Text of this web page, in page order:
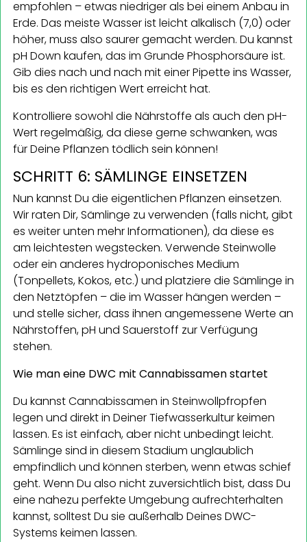
empfohlen – etwas niedriger als bei einem Anbau in
Erde. Das meiste Wasser ist leicht alkalisch (7,0) oder
höher, muss also saurer gemacht werden. Du kannst
pH Down kaufen, das im Grunde Phosphorsäure ist.
Gib dies nach und nach mit einer Pipette ins Wasser,
bis es den richtigen Wert erreicht hat.
Kontrolliere sowohl die Nährstoffe als auch den pH-
Wert regelmäßig, da diese gerne schwanken, was
für Deine Pflanzen tödlich sein können!
SCHRITT 6: SÄMLINGE EINSETZEN
Nun kannst Du die eigentlichen Pflanzen einsetzen.
Wir raten Dir, Sämlinge zu verwenden (falls nicht, gibt
es weiter unten mehr Informationen), da diese es
am leichtesten wegstecken. Verwende Steinwolle
oder ein anderes hydroponisches Medium
(Tonpellets, Kokos, etc.) und platziere die Sämlinge in
den Netztöpfen – die im Wasser hängen werden –
und stelle sicher, dass ihnen angemessene Werte an
Nährstoffen, pH und Sauerstoff zur Verfügung
stehen.
Wie man eine DWC mit Cannabissamen startet
Du kannst Cannabissamen in Steinwollpfropfen
legen und direkt in Deiner Tiefwasserkultur keimen
lassen. Es ist einfach, aber nicht unbedingt leicht.
Sämlinge sind in diesem Stadium unglaublich
empfindlich und können sterben, wenn etwas schief
geht. Wenn Du also nicht zuversichtlich bist, dass Du
eine nahezu perfekte Umgebung aufrechterhalten
kannst, solltest Du sie außerhalb Deines DWC-
Systems keimen lassen.